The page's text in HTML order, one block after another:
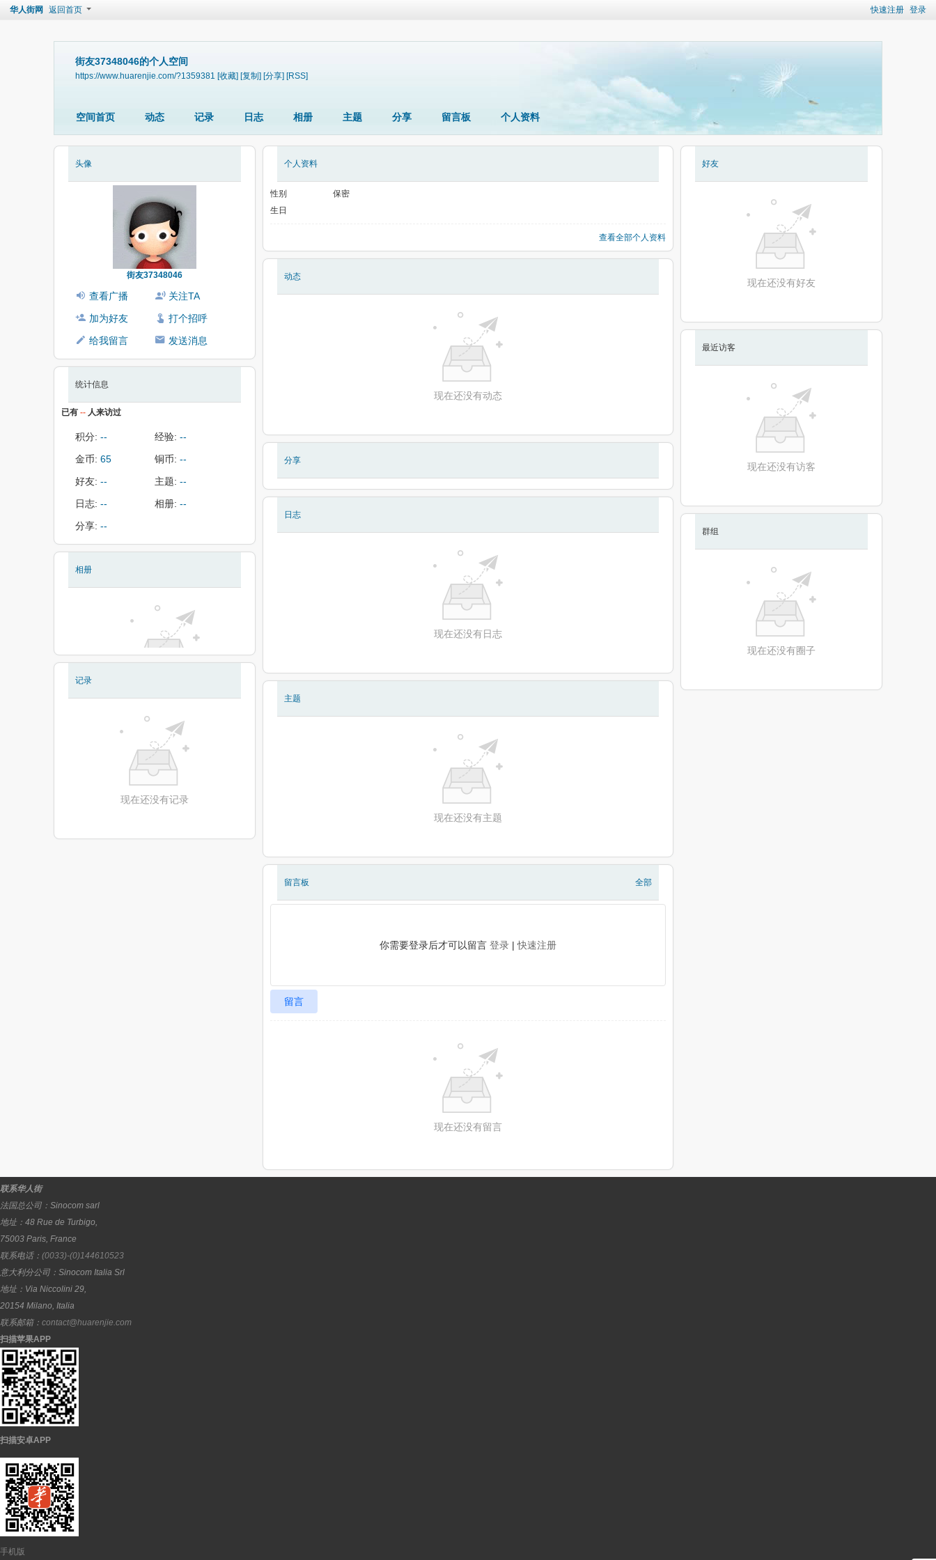
快速注册 登录
华人街网 返回首页
街友37348046的个人空间
https://www.huarenjie.com/?1359381 [收藏] [复制] [分享] [RSS]
空间首页 动态 记录 日志 相册 主题 分享 留言板 个人资料
头像
街友37348046
查看广播
关注TA
加为好友
打个招呼
给我留言
发送消息
统计信息
已有 -- 人来访过
积分: -- 经验: --
金币: 65 铜币: --
好友: -- 主题: --
日志: -- 相册: --
分享: --
相册
记录
现在还没有记录
个人资料
性别
保密
生日
查看全部个人资料
动态
现在还没有动态
分享
日志
现在还没有日志
主题
现在还没有主题
留言板 全部
你需要登录后才可以留言 登录 |快速注册
留言
现在还没有留言
好友
现在还没有好友
最近访客
现在还没有访客
群组
现在还没有圈子
联系华人街
法国总公司： Sinocom sarl
地址： 48 Rue de Turbigo,
75003 Paris, France
联系电话： (0033)-(0)144610523
意大利分公司： Sinocom Italia Srl
地址： Via Niccolini 29,
20154 Milano, Italia
联系邮箱： contact@huarenjie.com
扫描苹果APP
扫描安卓APP
手机版